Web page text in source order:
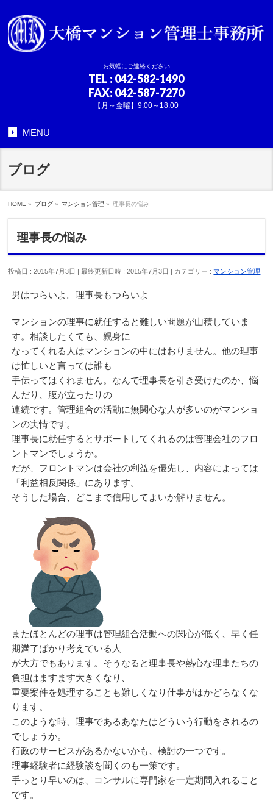
お気軽にご連絡ください
TEL : 042-582-1490
FAX: 042-587-7270
【月～金曜】9:00～18:00
MENU
ブログ
HOME » ブログ » マンション管理 » 理事長の悩み
理事長の悩み
投稿日 : 2015年7月3日 最終更新日時 : 2015年7月3日 カテゴリー :マンション管理
男はつらいよ。理事長もつらいよ
マンションの理事に就任すると難しい問題が山積していま
す。相談したくても、親身に
なってくれる人はマンションの中にはおりません。他の理事
は忙しいと言っては誰も
手伝ってはくれません。なんで理事長を引き受けたのか、悩
んだり、腹が立ったりの
連続です。管理組合の活動に無関心な人が多いのがマンショ
ンの実情です。
理事長に就任するとサポートしてくれるのは管理会社のフロ
ントマンでしょうか。
だが、フロントマンは会社の利益を優先し、内容によっては
「利益相反関係」にあります。
そうした場合、どこまで信用してよいか解りません。
またほとんどの理事は管理組合活動への関心が低く、早く任
期満了ばかり考えている人
が大方でもあります。そうなると理事長や熱心な理事たちの
負担はますます大きくなり、
重要案件を処理することも難しくなり仕事がはかどらなくな
ります。
このような時、理事であるあなたはどういう行動をされるの
でしょうか。
行政のサービスがあるかないかも、検討の一つです。
理事経験者に経験談を聞くのも一策です。
手っとり早いのは、コンサルに専門家を一定期間入れること
です。